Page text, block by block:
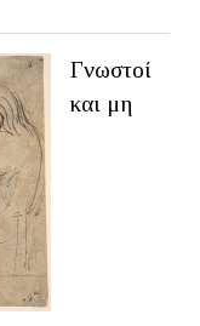
Γνωστοί
και μη